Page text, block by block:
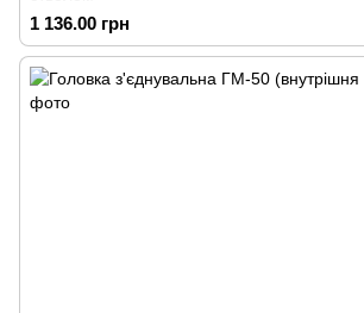
1 136.00 грн